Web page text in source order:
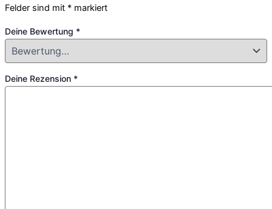
Felder sind mit * markiert
Deine Bewertung *
Deine Rezension *